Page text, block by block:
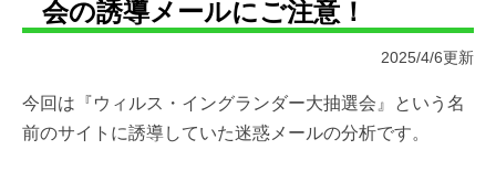
会の誘導メールにご注意！
2025/4/6更新
今回は『ウィルス・イングランダー大抽選会』という名
前のサイトに誘導していた迷惑メールの分析です。